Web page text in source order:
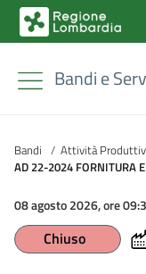
Bandi e
Bandi / Attività
AD 22-2024 FORNITURA
08 agosto 2026, ore
Chiuso